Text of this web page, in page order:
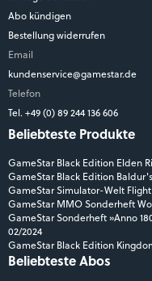
Abo kündigen
Bestellung widerrufen
Email
kundenservice@gamestar.de
Telefon
Tel. +49 (0) 89 244 136 606
Beliebteste Produkte
GameStar Black Edition Elden
GameStar Black Edition
GameStar Simulator-Welt
GameStar MMO Sonderheft
GameStar Sonderheft »Anno
02/2024
GameStar Black Edition
Beliebteste Abos